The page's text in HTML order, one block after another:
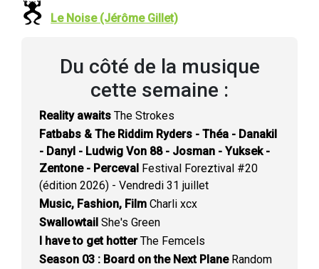
Le Noise (Jérôme Gillet)
Du côté de la musique
cette semaine :
Reality awaits The Strokes
Fatbabs & The Riddim Ryders - Théa - Danakil
- Danyl - Ludwig Von 88 - Josman - Yuksek -
Zentone - Perceval Festival Foreztival #20
(édition 2026) - Vendredi 31 juillet
Music, Fashion, Film Charli xcx
Swallowtail She's Green
I have to get hotterThe Femcels
Season 03 : Board on the Next PlaneRandom